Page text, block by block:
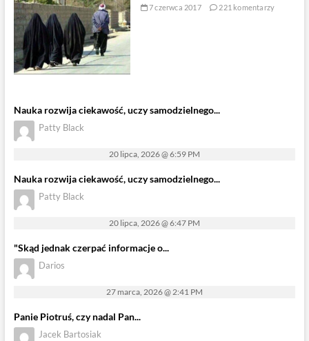
7 czerwca 2017 221 komentarzy
Nauka rozwija ciekawość, uczy samodzielnego...
Patty Black
20 lipca, 2026 @ 6:59 PM
Nauka rozwija ciekawość, uczy samodzielnego...
Patty Black
20 lipca, 2026 @ 6:47 PM
"Skąd jednak czerpać informacje o...
Darios
27 marca, 2026 @ 2:41 PM
Panie Piotruś, czy nadal Pan...
Jacek Bartosiak